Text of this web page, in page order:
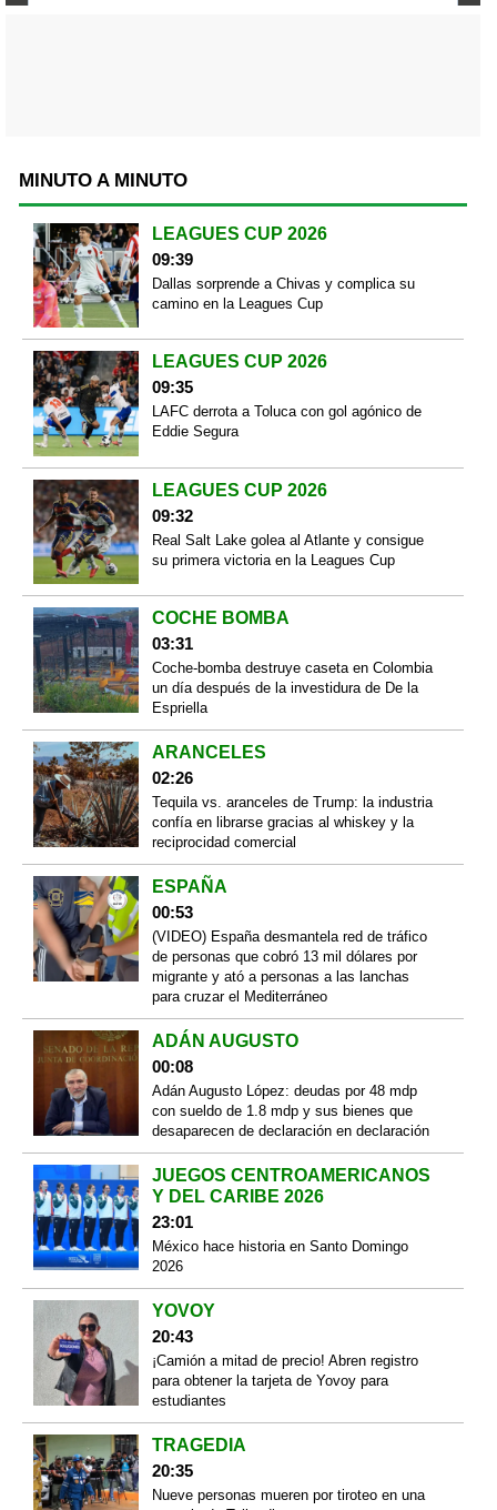
MINUTO A MINUTO
LEAGUES CUP 2026
09:39
Dallas sorprende a Chivas y complica su
camino en la Leagues Cup
LEAGUES CUP 2026
09:35
LAFC derrota a Toluca con gol agónico de
Eddie Segura
LEAGUES CUP 2026
09:32
Real Salt Lake golea al Atlante y consigue
su primera victoria en la Leagues Cup
COCHE BOMBA
03:31
Coche-bomba destruye caseta en Colombia
un día después de la investidura de De la
Espriella
ARANCELES
02:26
Tequila vs. aranceles de Trump: la industria
confía en librarse gracias al whiskey y la
reciprocidad comercial
ESPAÑA
00:53
(VIDEO) España desmantela red de tráfico
de personas que cobró 13 mil dólares por
migrante y ató a personas a las lanchas
para cruzar el Mediterráneo
ADÁN AUGUSTO
00:08
Adán Augusto López: deudas por 48 mdp
con sueldo de 1.8 mdp y sus bienes que
desaparecen de declaración en declaración
JUEGOS CENTROAMERICANOS
Y DEL CARIBE 2026
23:01
México hace historia en Santo Domingo
2026
YOVOY
20:43
¡Camión a mitad de precio! Abren registro
para obtener la tarjeta de Yovoy para
estudiantes
TRAGEDIA
20:35
Nueve personas mueren por tiroteo en una